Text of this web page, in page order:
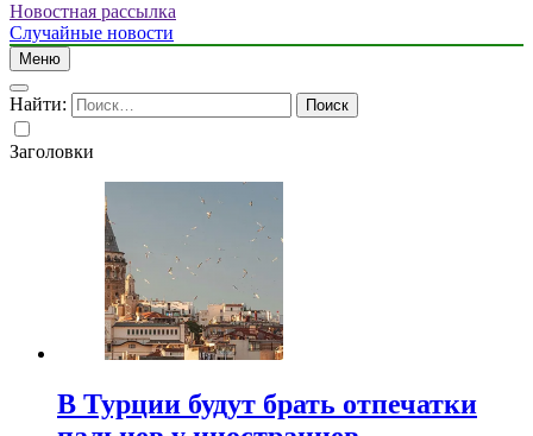
Новостная рассылка
Случайные новости
Меню
Найти:
Заголовки
В Турции будут брать отпечатки